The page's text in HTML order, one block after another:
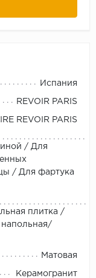
Испания
REVOIR PARIS
REVOIR PARIS
/ Для
/ Для фартука
плитка /
напольная/
Матовая
Керамогранит